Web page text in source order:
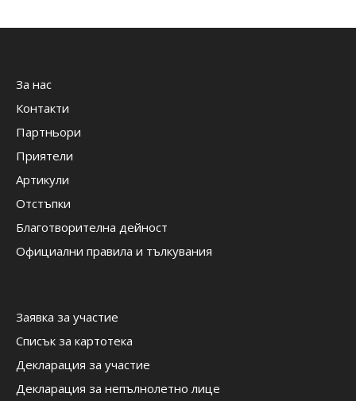
За нас
Контакти
Партньори
Приятели
Артикули
Отстъпки
Благотворителна дейност
Официални правила и тълкувания
Заявка за участие
Списък за картотека
Декларация за участие
Декларация за непълнолетно лице